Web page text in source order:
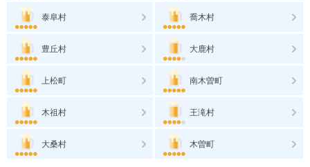
泰阜村 喬木村
豊丘村 大鹿村
上松町 南木曽町
木祖村 王滝村
大桑村 木曽町